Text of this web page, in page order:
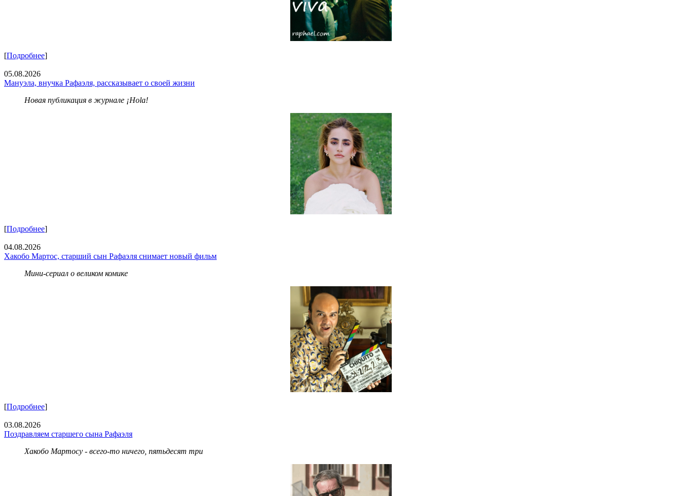
[Подробнее]
05.08.2026
Мануэла, внучка Рафаэля, рассказывает о своей жизни
Новая публикация в журнале ¡Hola!
[Подробнее]
04.08.2026
Хакобо Мартос, старший сын Рафаэля снимает новый фильм
Мини-сериал о великом комике
[Подробнее]
03.08.2026
Поздравляем старшего сына Рафаэля
Хакобо Мартосу - всего-то ничего, пятьдесят три